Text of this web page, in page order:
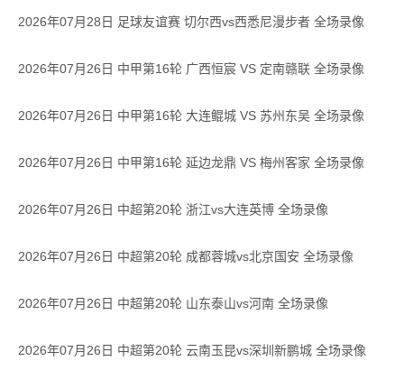
2026年07月28日 足球友谊赛 切尔西vs西悉尼漫步者 全场录像
2026年07月26日 中甲第16轮 广西恒宸 VS 定南赣联 全场录像
2026年07月26日 中甲第16轮 大连鲲城 VS 苏州东吴 全场录像
2026年07月26日 中甲第16轮 延边龙鼎 VS 梅州客家 全场录像
2026年07月26日 中超第20轮 浙江vs大连英博 全场录像
2026年07月26日 中超第20轮 成都蓉城vs北京国安 全场录像
2026年07月26日 中超第20轮 山东泰山vs河南 全场录像
2026年07月26日 中超第20轮 云南玉昆vs深圳新鹏城 全场录像